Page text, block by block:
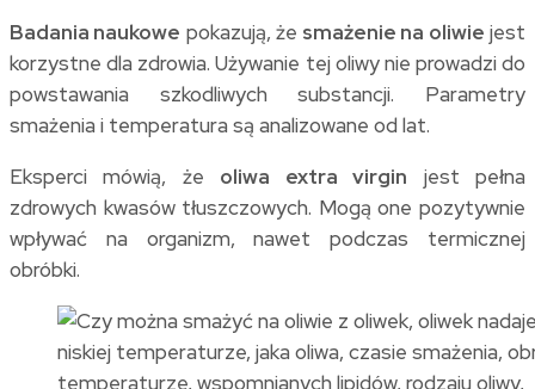
Badania naukowe pokazują, że smażenie na oliwie jest
korzystne dla zdrowia. Używanie tej oliwy nie prowadzi do
powstawania szkodliwych substancji. Parametry
smażenia i temperatura są analizowane od lat.
Eksperci mówią, że oliwa extra virgin jest pełna
zdrowych kwasów tłuszczowych. Mogą one pozytywnie
wpływać na organizm, nawet podczas termicznej
obróbki.